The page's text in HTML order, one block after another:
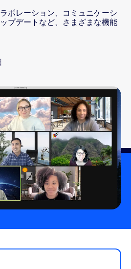
ボレーション、コミュニケーシ
プデートなど、さまざまな機能